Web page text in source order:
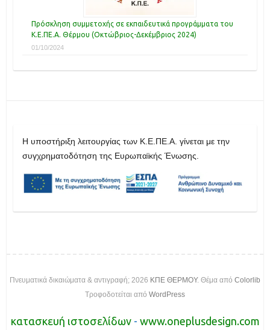
Πρόσκληση συμμετοχής σε εκπαιδευτικά προγράμματα του
Κ.Ε.ΠΕ.Α. Θέρμου (Οκτώβριος-Δεκέμβριος 2024)
01/10/2024
H υποστήριξη λειτουργίας των Κ.Ε.ΠΕ.Α. γίνεται με την
συγχρηματοδότηση της Ευρωπαϊκής Ένωσης.
Πνευματικά δικαιώματα & αντιγραφή; 2026 ΚΠΕ ΘΕΡΜΟΥ. Θέμα από Colorlib
Τροφοδοτείται από WordPress
κατασκευή ιστοσελίδων - www.oneplusdesign.com